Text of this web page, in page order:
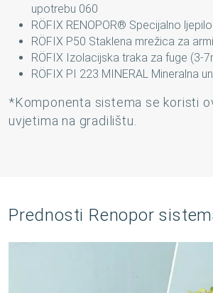
upotrebu 060
RÖFIX RENOPOR® Specijalno ljepilo
RÖFIX P50 Staklena mrežica za
RÖFIX Izolacijska traka za fuge (3-
RÖFIX PI 223 MINERAL Mineralna
*Komponenta sistema se koristi
uvjetima na gradilištu.
Prednosti Renopor